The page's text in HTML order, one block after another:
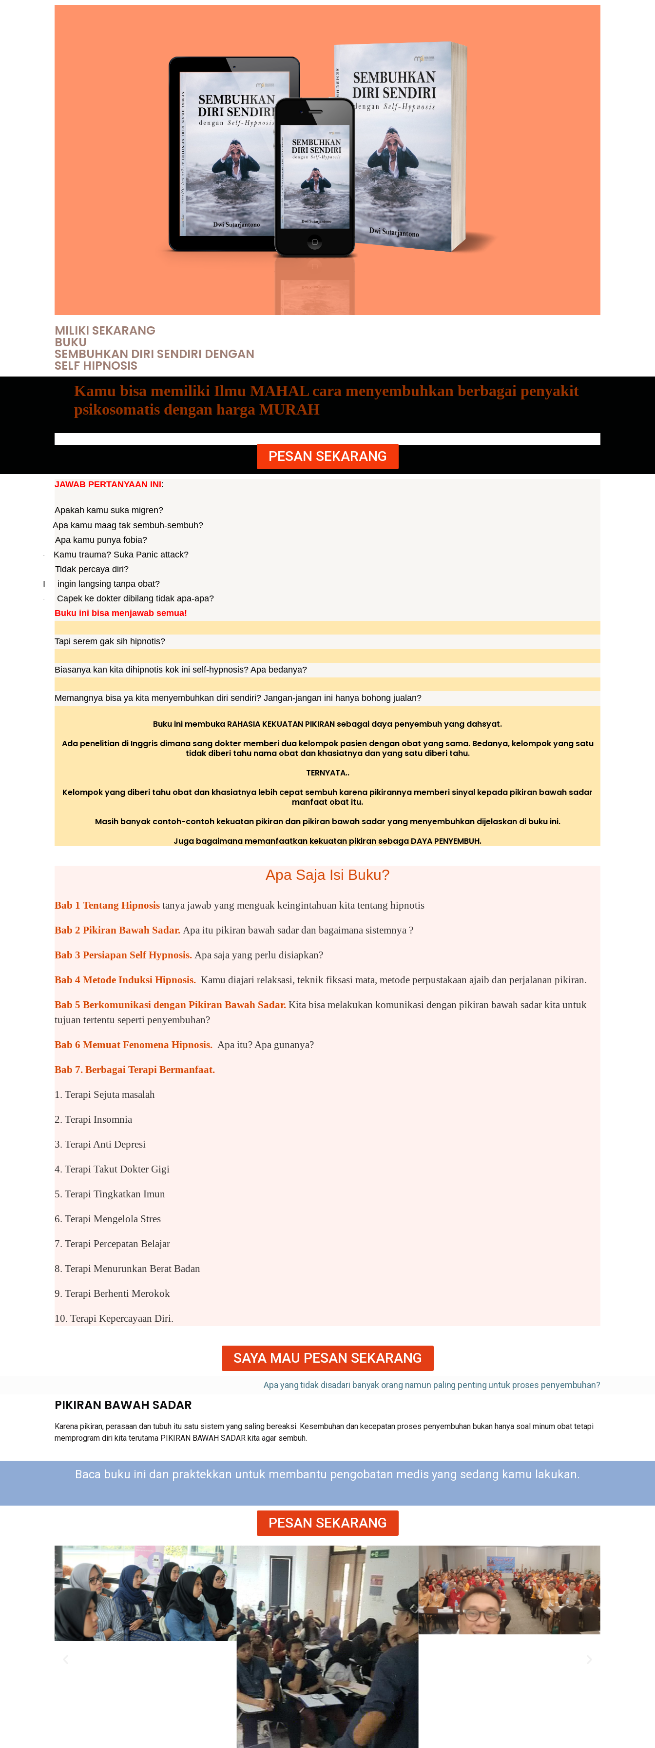
MILIKI SEKARANG
BUKU
SEMBUHKAN DIRI SENDIRI DENGAN
SELF HIPNOSIS
Kamu bisa memiliki Ilmu MAHAL cara menyembuhkan berbagai penyakit
psikosomatis dengan harga MURAH
PESAN SEKARANG
JAWAB PERTANYAAN INI:
Apakah kamu suka migren?
·
Apa kamu maag tak sembuh-sembuh?
Apa kamu punya fobia?
·
Kamu trauma? Suka Panic attack?
Tidak percaya diri?
I ingin langsing tanpa obat?
·
Capek ke dokter dibilang tidak apa-apa?
Buku ini bisa menjawab semua!
Tapi serem gak sih hipnotis?
Biasanya kan kita dihipnotis kok ini self-hypnosis? Apa bedanya?
Memangnya bisa ya kita menyembuhkan diri sendiri? Jangan-jangan ini hanya bohong jualan?
Buku ini membuka RAHASIA KEKUATAN PIKIRAN sebagai daya penyembuh yang dahsyat.
Ada penelitian di Inggris dimana sang dokter memberi dua kelompok pasien dengan obat yang sama. Bedanya, kelompok yang satu
tidak diberi tahu nama obat dan khasiatnya dan yang satu diberi tahu.
TERNYATA..
Kelompok yang diberi tahu obat dan khasiatnya lebih cepat sembuh karena pikirannya memberi sinyal kepada pikiran bawah sadar
manfaat obat itu.
Masih banyak contoh-contoh kekuatan pikiran dan pikiran bawah sadar yang menyembuhkan dijelaskan di buku ini.
Juga bagaimana memanfaatkan kekuatan pikiran sebaga DAYA PENYEMBUH.
Apa Saja Isi Buku?
Bab 1 Tentang Hipnosis tanya jawab yang menguak keingintahuan kita tentang hipnotis
Bab 2 Pikiran Bawah Sadar. Apa itu pikiran bawah sadar dan bagaimana sistemnya ?
Bab 3 Persiapan Self Hypnosis. Apa saja yang perlu disiapkan?
Bab 4 Metode Induksi Hipnosis. Kamu diajari relaksasi, teknik fiksasi mata, metode perpustakaan ajaib dan perjalanan pikiran.
Bab 5 Berkomunikasi dengan Pikiran Bawah Sadar. Kita bisa melakukan komunikasi dengan pikiran bawah sadar kita untuk
tujuan tertentu seperti penyembuhan?
Bab 6 Memuat Fenomena Hipnosis. Apa itu? Apa gunanya?
Bab 7. Berbagai Terapi Bermanfaat.
1. Terapi Sejuta masalah
2. Terapi Insomnia
3. Terapi Anti Depresi
4. Terapi Takut Dokter Gigi
5. Terapi Tingkatkan Imun
6. Terapi Mengelola Stres
7. Terapi Percepatan Belajar
8. Terapi Menurunkan Berat Badan
9. Terapi Berhenti Merokok
10. Terapi Kepercayaan Diri.
SAYA MAU PESAN SEKARANG
Apa yang tidak disadari banyak orang namun paling penting untuk proses penyembuhan?
PIKIRAN BAWAH SADAR
Karena pikiran, perasaan dan tubuh itu satu sistem yang saling bereaksi. Kesembuhan dan kecepatan proses penyembuhan bukan hanya soal minum obat tetapi
memprogram diri kita terutama PIKIRAN BAWAH SADAR kita agar sembuh.
Baca buku ini dan praktekkan untuk membantu pengobatan medis yang sedang kamu lakukan.
PESAN SEKARANG